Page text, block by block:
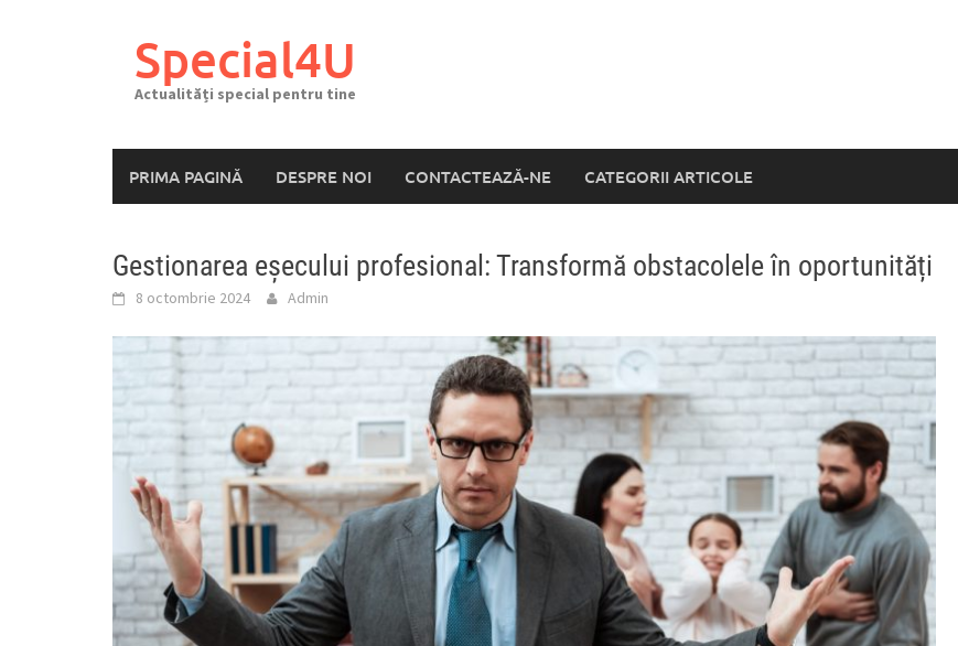
Special4U
Actualități special pentru tine
PRIMA PAGINĂ DESPRE NOI CONTACTEAZĂ-NE CATEGORII ARTICOLE
Gestionarea eșecului profesional: Transformă obstacolele în oportunități
8 octombrie 2024 Admin